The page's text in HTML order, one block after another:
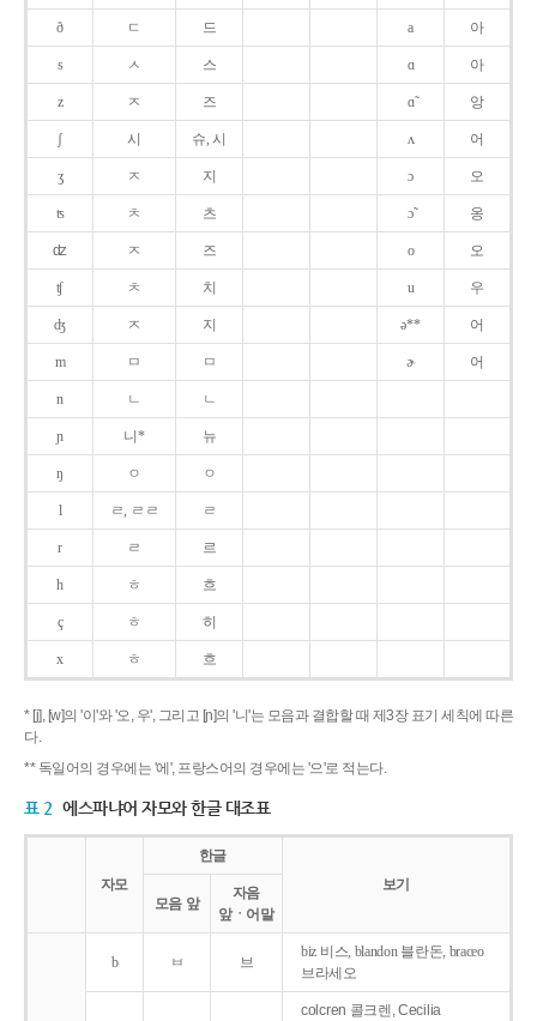
ð ㄷ 드 a 아
s ㅅ 스 ɑ 아
z ㅈ 즈 ɑ̃ 앙
ʃ 시 슈, 시 ʌ 어
ʒ ㅈ 지 ɔ 오
ʦ ㅊ 츠 ɔ̃ 옹
ʣ ㅈ 즈 o 오
ʧ ㅊ 치 u 우
ʤ ㅈ 지 ə** 어
m ㅁ ㅁ ɚ 어
n ㄴ ㄴ
ɲ 니* 뉴
ŋ ㅇ ㅇ
l ㄹ, ㄹㄹ ㄹ
r ㄹ 르
h ㅎ 흐
ç ㅎ 히
x ㅎ 흐
* [j], [w]의 '이'와 '오, 우', 그리고 [ɲ]의 '니'는 모음과 결합할 때 제3장 표기 세칙에 따른
다.
** 독일어의 경우에는 '에', 프랑스어의 경우에는 '으'로 적는다.
표 2 에스파냐어 자모와 한글 대조표
자모
한글
보기
모음 앞
자음
앞ㆍ어말
b ㅂ 브
biz 비스, blandon 블란돈, braceo
브라세오
colcren 콜크렌, Cecilia